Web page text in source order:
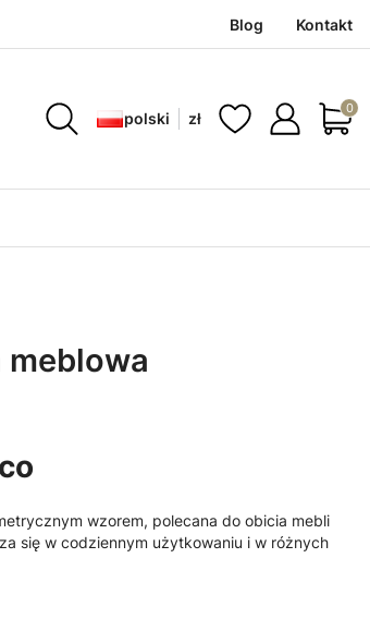
Blog Kontakt
polski zł
wzorem, polecana do obicia mebli
się w codziennym użytkowaniu i w różnych